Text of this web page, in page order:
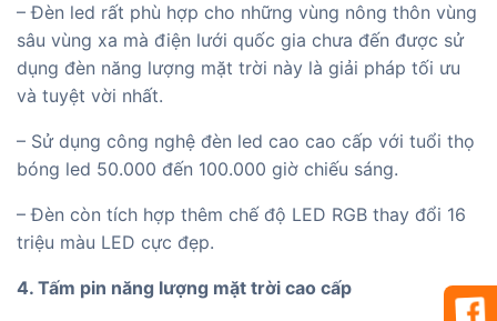
– Đèn led rất phù hợp cho những vùng nông thôn vùng
sâu vùng xa mà điện lưới quốc gia chưa đến được sử
dụng đèn năng lượng mặt trời này là giải pháp tối ưu
và tuyệt vời nhất.
– Sử dụng công nghệ đèn led cao cao cấp với tuổi thọ
bóng led 50.000 đến 100.000 giờ chiếu sáng.
– Đèn còn tích hợp thêm chế độ LED RGB thay đổi 16
triệu màu LED cực đẹp.
4. Tấm pin năng lượng mặt trời cao cấp